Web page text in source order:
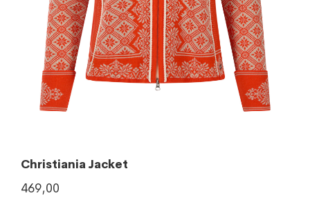
Christiania Jacket
469,00